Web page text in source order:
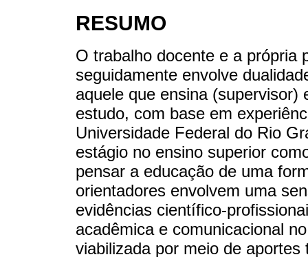
RESUMO
O trabalho docente e a própria
seguidamente envolve
aquele que ensina
estudo, com base em
Universidade Federal do Rio
estágio no ensino superior
pensar a educação de uma
orientadores envolvem uma
evidências científico-
acadêmica e comunicacional
viabilizada por meio de